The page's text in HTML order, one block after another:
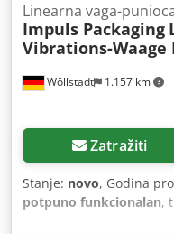
Wöllstadt 1.157 km
Linearna vaga-
Impuls Packaging
Vibrations-Waage
Zatražiti
Stanje: novo, Godina
potpuno funkcionalan,
Linearna vaga: nežna i